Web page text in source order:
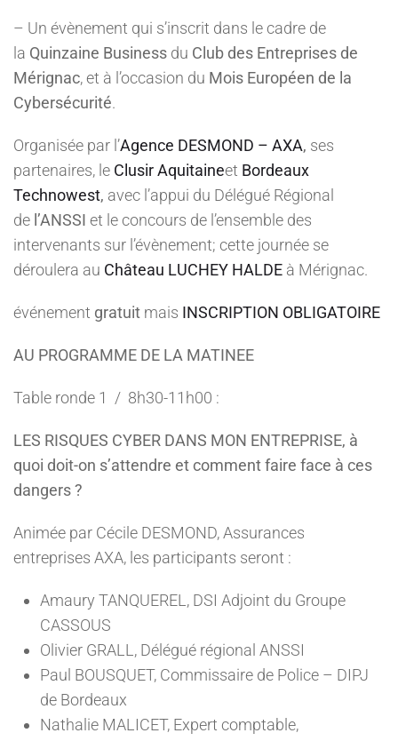
– Un évènement qui s’inscrit dans le cadre de
la Quinzaine Business du Club des Entreprises de
Mérignac, et à l’occasion du Mois Européen de la
Cybersécurité.
Organisée par l’Agence DESMOND – AXA, ses
partenaires, le Clusir Aquitaineet Bordeaux
Technowest, avec l’appui du Délégué Régional
de l’ANSSI et le concours de l’ensemble des
intervenants sur l’évènement; cette journée se
déroulera au Château LUCHEY HALDE à Mérignac.
événement gratuit mais INSCRIPTION OBLIGATOIRE
AU PROGRAMME DE LA MATINEE
Table ronde 1 / 8h30-11h00 :
LES RISQUES CYBER DANS MON ENTREPRISE, à
quoi doit-on s’attendre et comment faire face à ces
dangers ?
Animée par Cécile DESMOND, Assurances
entreprises AXA, les participants seront :
Amaury TANQUEREL, DSI Adjoint du Groupe
CASSOUS
Olivier GRALL, Délégué régional ANSSI
Paul BOUSQUET, Commissaire de Police – DIPJ
de Bordeaux
Nathalie MALICET, Expert comptable,